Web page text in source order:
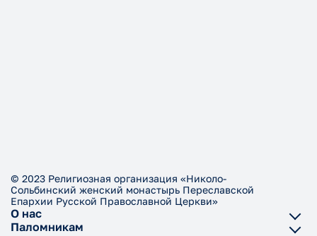
© 2023 Религиозная организация «Николо-
Сольбинский женский монастырь Переславской
Епархии Русской Православной Церкви»
О нас
Паломникам